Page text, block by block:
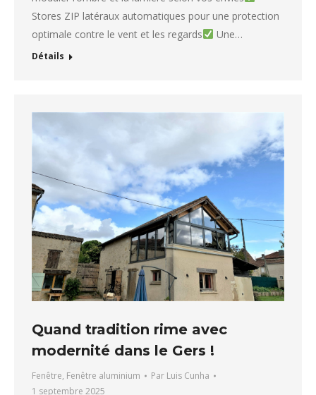
Stores ZIP latéraux automatiques pour une protection
optimale contre le vent et les regards
Une…
Détails
Quand tradition rime avec
modernité dans le Gers !
Fenêtre, Fenêtre aluminium Par Luis Cunha
1 septembre 2025